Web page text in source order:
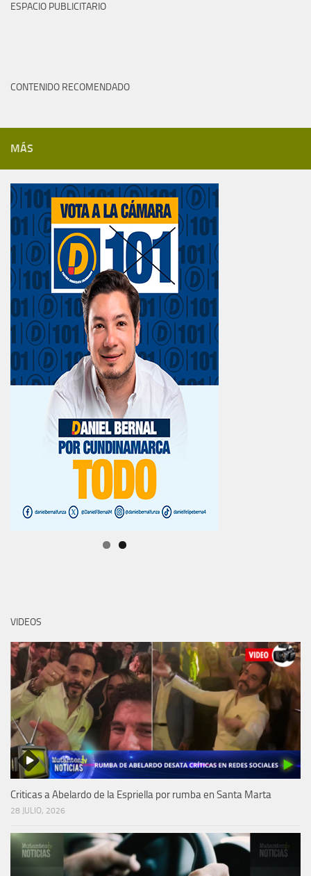
ESPACIO PUBLICITARIO
CONTENIDO RECOMENDADO
MÁS
VIDEOS
Criticas a Abelardo de la Espriella por rumba en Santa Marta
28 JULIO, 2026